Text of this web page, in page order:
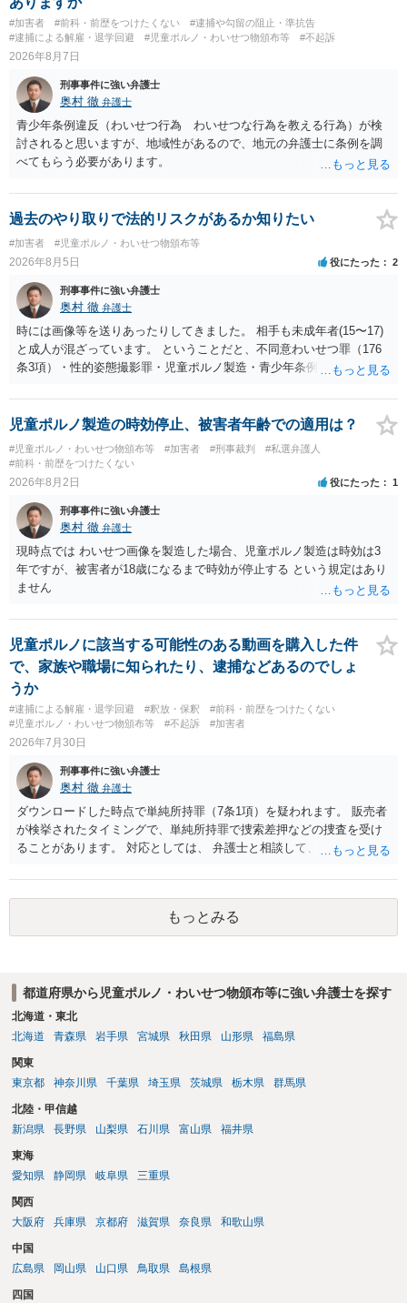
#加害者 #前科・前歴をつけたくない
#逮捕や勾留の阻止・準抗告
#逮捕による解雇・退学回避
#児童ポルノ・わいせつ物頒布等 #不起訴
2026年8月7日
刑事事件に強い弁護士
奥村 徹 弁護士
青少年条例違反（わいせつ行為 わいせつな行為を教える行為）が検
討されると思いますが、地域性があるので、地元の弁護士に条例を調
べてもらう必要があります。
過去のやり取りで法的リスクがあるか知りたい
#加害者 #児童ポルノ・わいせつ物頒布等
2026年8月5日 役にたった 2
刑事事件に強い弁護士
奥村 徹 弁護士
時には画像等を送りあったりしてきました。 相手も未成年者(15〜17)
と成人が混ざっています。 ということだと、不同意わいせつ罪（176
条3項）・性的姿態撮影罪・児童ポルノ製造・青少年条例違反（わいせ
で、警察にバレれば、それなりの捜査を受けるでしょう。
児童ポルノ製造の時効停止、被害者年齢での適用は？
#児童ポルノ・わいせつ物頒布等 #加害者 #刑事裁判
#私選弁護人
#前科・前歴をつけたくない
2026年8月2日 役にたった 1
刑事事件に強い弁護士
奥村 徹 弁護士
現時点では わいせつ画像を製造した場合、児童ポルノ製造は時効は3
年ですが、被害者が18歳になるまで時効が停止する という規定はあり
ません
児童ポルノに該当する可能性のある動画を購入した件
で、家族や職場に知られたり、逮捕などあるのでしょ
うか
#逮捕による解雇・退学回避 #釈放・保釈
#前科・前歴をつけたくない
#児童ポルノ・わいせつ物頒布等
#不起訴 #加害者
2026年7月30日
刑事事件に強い弁護士
奥村 徹 弁護士
ダウンロードした時点で単純所持罪（7条1項）を疑われます。 販売者
が検挙されたタイミングで、単純所持罪で捜索差押などの捜査を受け
ることがあります。 対応としては、 弁護士と相談して、 児童ポルノ
談しておく などが考えられます。
もっとみる
都道府県から児童ポルノ・わいせつ物頒布等に強い弁護士を探す
北海道・東北
北海道
青森県 岩手県 宮城県 秋田県 山形県 福島県
関東
東京都
神奈川県 千葉県 埼玉県 茨城県 栃木県 群馬県
北陸・甲信越
新潟県
長野県 山梨県 石川県 富山県 福井県
東海
愛知県
静岡県 岐阜県 三重県
関西
大阪府
兵庫県 京都府 滋賀県 奈良県 和歌山県
中国
広島県
岡山県 山口県 鳥取県 島根県
四国